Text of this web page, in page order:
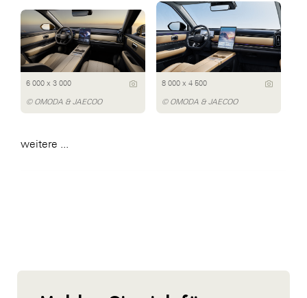
6 000 x 3 000
© OMODA & JAECOO
8 000 x 4 500
© OMODA & JAECOO
weitere ...